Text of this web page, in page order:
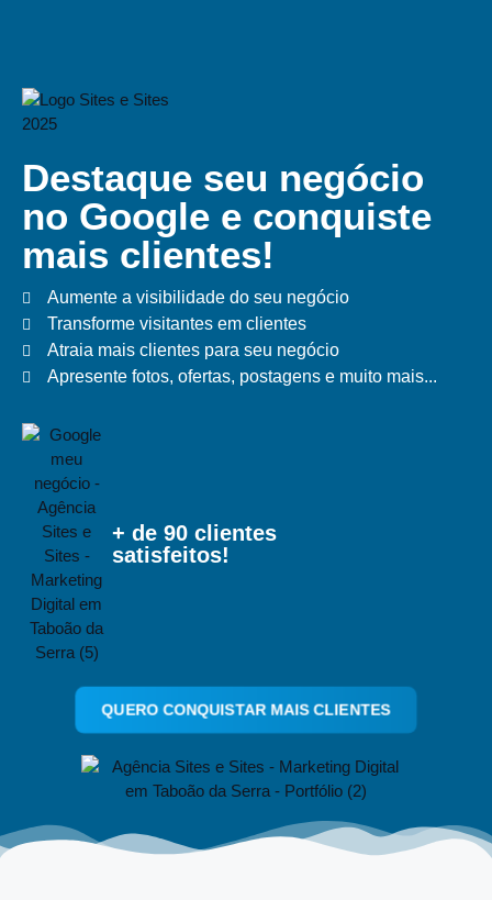
Destaque seu negócio
no Google e conquiste
mais clientes!
Aumente a visibilidade do seu negócio
Transforme visitantes em clientes
Atraia mais clientes para seu negócio
Apresente fotos, ofertas, postagens e muito mais...
+ de 90 clientes
satisfeitos!
QUERO CONQUISTAR MAIS CLIENTES